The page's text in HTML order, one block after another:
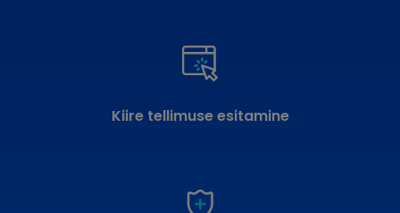
Kiire tellimuse esitamine